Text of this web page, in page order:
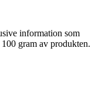
information som
gram av produkten.